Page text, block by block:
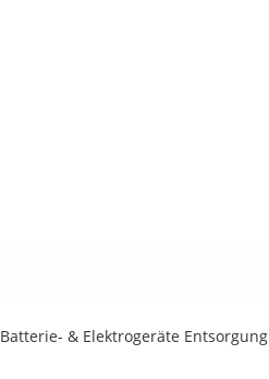
Batterie- & Elektrogeräte Entsorgung